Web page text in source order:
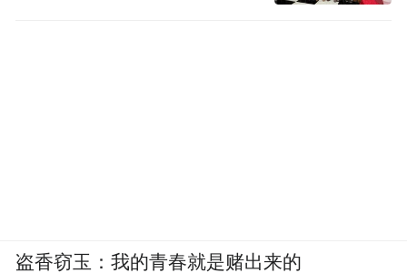
盗香窃玉：我的青春就是赌出来的